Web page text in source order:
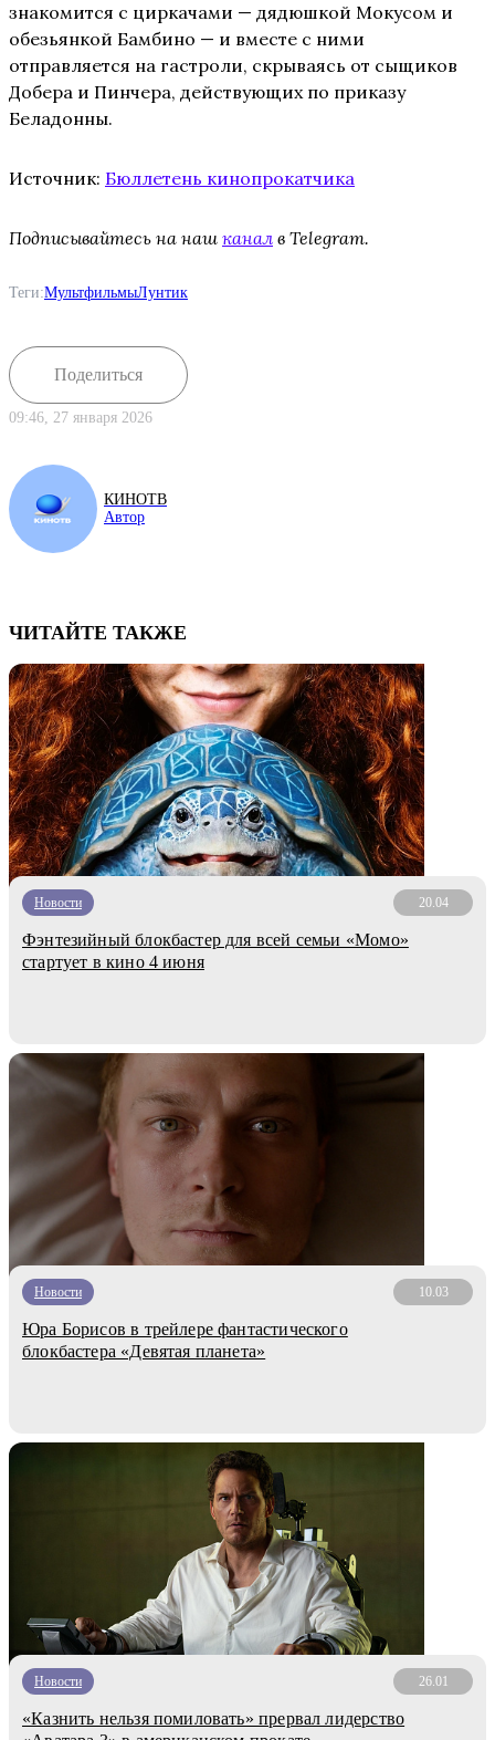
знакомится с циркачами — дядюшкой Мокусом и
обезьянкой Бамбино — и вместе с ними
отправляется на гастроли, скрываясь от сыщиков
Добера и Пинчера, действующих по приказу
Беладонны.
Источник: Бюллетень кинопрокатчика
Подписывайтесь на наш канал в Telegram.
Теги:МультфильмыЛунтик
Поделиться
09:46, 27 января 2026
КИНОТВ
Автор
ЧИТАЙТЕ ТАКЖЕ
Новости 20.04
Фэнтезийный блокбастер для всей семьи «Момо»
стартует в кино 4 июня
Новости 10.03
Юра Борисов в трейлере фантастического
блокбастера «Девятая планета»
Новости 26.01
«Казнить нельзя помиловать» прервал лидерство